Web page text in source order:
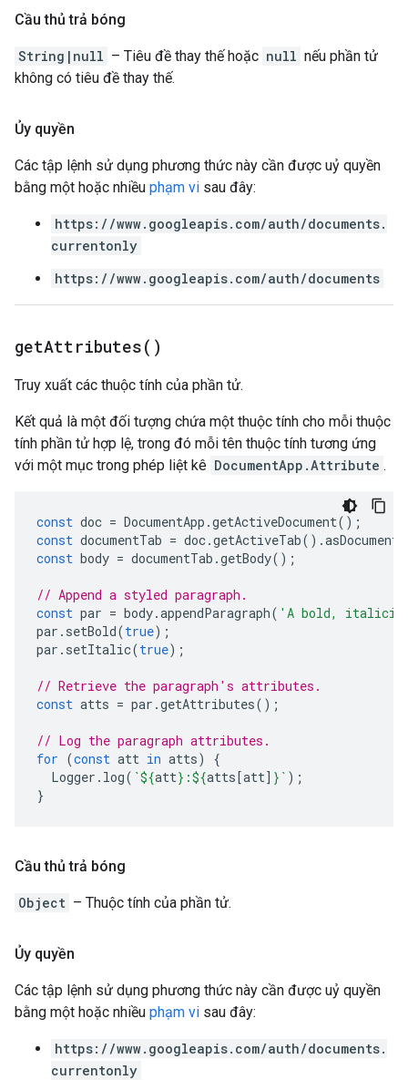
Cầu thủ trả bóng
String|null – Tiêu đề thay thế hoặc null nếu phần tử
không có tiêu đề thay thế.
Ủy quyền
Các tập lệnh sử dụng phương thức này cần được uỷ quyền
bằng một hoặc nhiều phạm vi sau đây:
https://www.googleapis.com/auth/documents.
currentonly
https://www.googleapis.com/auth/documents
getAttributes( )
Truy xuất các thuộc tính của phần tử.
Kết quả là một đối tượng chứa một thuộc tính cho mỗi thuộc
tính phần tử hợp lệ, trong đó mỗi tên thuộc tính tương ứng
với một mục trong phép liệt kê DocumentApp.Attribute .
const doc = DocumentApp .getActiveDocument();
const documentTab = doc.getActiveTab().
const body = documentTab .getBody();
// Append a styled paragraph.
const par = body.appendParagraph( 'A bold,
par . setBold(true);
par . setItalic(true);
// Retrieve the paragraph's attributes.
const atts = par .getAttributes();
// Log the paragraph attributes.
for (const att in atts)
{
Logger . log( `${att} :${atts[att] } ` );
}
Cầu thủ trả bóng
Object – Thuộc tính của phần tử.
Ủy quyền
Các tập lệnh sử dụng phương thức này cần được uỷ quyền
bằng một hoặc nhiều phạm vi sau đây:
https://www.googleapis.com/auth/documents.
currentonly